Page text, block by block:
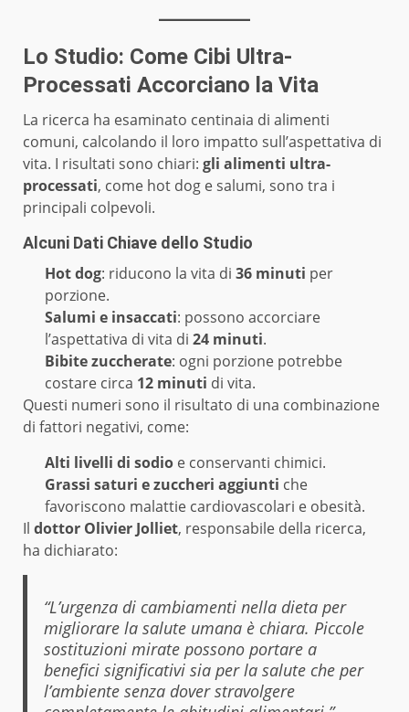
Lo Studio: Come Cibi Ultra-
Processati Accorciano la Vita
La ricerca ha esaminato centinaia di alimenti
comuni, calcolando il loro impatto sull’aspettativa di
vita. I risultati sono chiari: gli alimenti ultra-
processati, come hot dog e salumi, sono tra i
principali colpevoli.
Alcuni Dati Chiave dello Studio
Hot dog: riducono la vita di 36 minuti per
porzione.
Salumi e insaccati: possono accorciare
l’aspettativa di vita di 24 minuti.
Bibite zuccherate: ogni porzione potrebbe
costare circa 12 minuti di vita.
Questi numeri sono il risultato di una combinazione
di fattori negativi, come:
Alti livelli di sodio e conservanti chimici.
Grassi saturi e zuccheri aggiunti che
favoriscono malattie cardiovascolari e obesità.
Il dottor Olivier Jolliet, responsabile della ricerca,
ha dichiarato:
“L’urgenza di cambiamenti nella dieta per
migliorare la salute umana è chiara. Piccole
sostituzioni mirate possono portare a
benefici significativi sia per la salute che per
l’ambiente senza dover stravolgere